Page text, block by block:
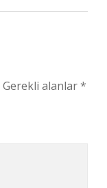
Gerekli alanlar*